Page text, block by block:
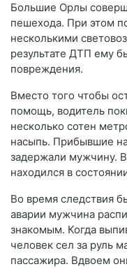
Большие Орлы
пешехода. При этом
несколькими
результате ДТП ему
повреждения.
Вместо того чтобы
помощь, водитель
несколько сотен
насыпь. Прибывшие
задержали мужчину.
находился в
Во время следствия
аварии мужчина
знакомым. Когда
человек сел за руль
пассажира. Вдвоем